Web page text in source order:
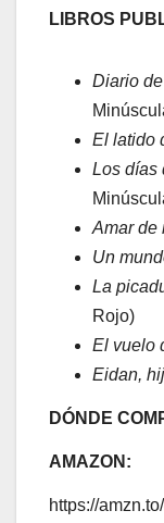
LIBROS
Diario
El latido
Los días
Amar de
Un
La
Rojo)
El vuelo
Eidan,
DÓNDE
AMAZON:
https://